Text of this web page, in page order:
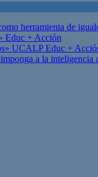
herramienta de
Educ + Acción
UCALPEduc +
a la inteligencia